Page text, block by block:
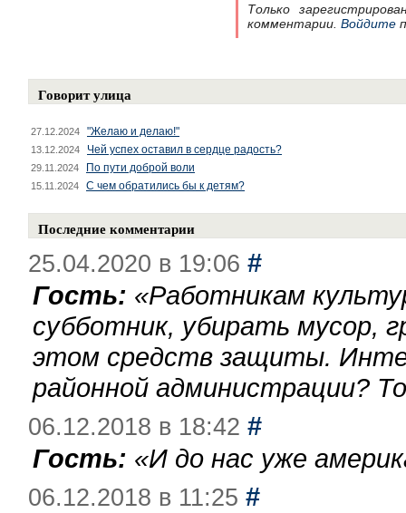
Только
комментарии. Войдите
Говорит улица
27.12.2024 "Желаю и делаю!"
13.12.2024 Чей успех оставил в сердце радость?
29.11.2024 По пути доброй воли
15.11.2024 С чем обратились бы к детям?
Последние комментарии
25.04.2020 в 19:06 #
Гость: «Работникам
субботник, убирать мусор,
этом средств защиты.
районной администрации?
06.12.2018 в 18:42 #
Гость: «И до нас уже
06.12.2018 в 11:25 #